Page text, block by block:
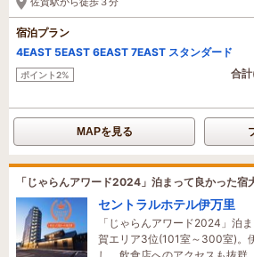
宿泊プラン
4EAST 5EAST 6EAST 7EAST スタンダード
ポイント2% 合
MAPを見る
「じゃらんアワード2024」泊まって良かった
セントラルホテル伊万里
「じゃらんアワード2024」泊
賀エリア3位(101室～300室)。